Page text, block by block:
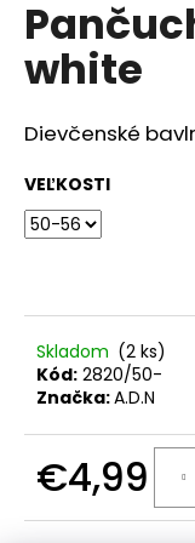
produktu
je
z
hviezdičiek.
white
Dievčenské
VEĽKOSTI
Skladom (2 ks)
Kód: 2820/50-
Značka:A.D.N
€4,99
cena:
a
m
e
€28,50